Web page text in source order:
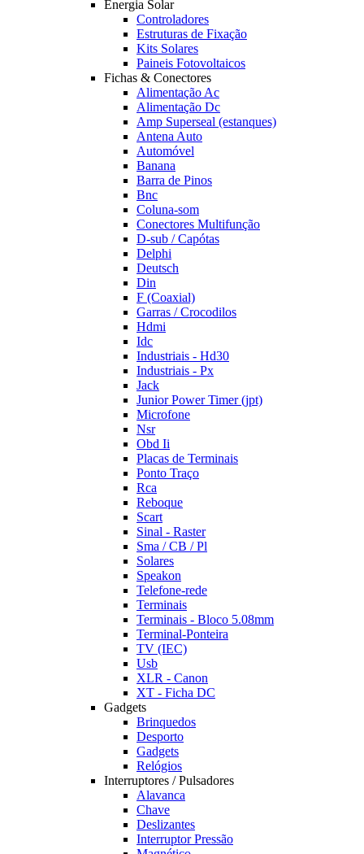
Energia Solar
Controladores
Estruturas de Fixação
Kits Solares
Paineis Fotovoltaicos
Fichas & Conectores
Alimentação Ac
Alimentação Dc
Amp Superseal (estanques)
Antena Auto
Automóvel
Banana
Barra de Pinos
Bnc
Coluna-som
Conectores Multifunção
D-sub / Capótas
Delphi
Deutsch
Din
F (Coaxial)
Garras / Crocodilos
Hdmi
Idc
Industriais - Hd30
Industriais - Px
Jack
Junior Power Timer (jpt)
Microfone
Nsr
Obd Ii
Placas de Terminais
Ponto Traço
Rca
Reboque
Scart
Sinal - Raster
Sma / CB / Pl
Solares
Speakon
Telefone-rede
Terminais
Terminais - Bloco 5.08mm
Terminal-Ponteira
TV (IEC)
Usb
XLR - Canon
XT - Ficha DC
Gadgets
Brinquedos
Desporto
Gadgets
Relógios
Interruptores / Pulsadores
Alavanca
Chave
Deslizantes
Interruptor Pressão